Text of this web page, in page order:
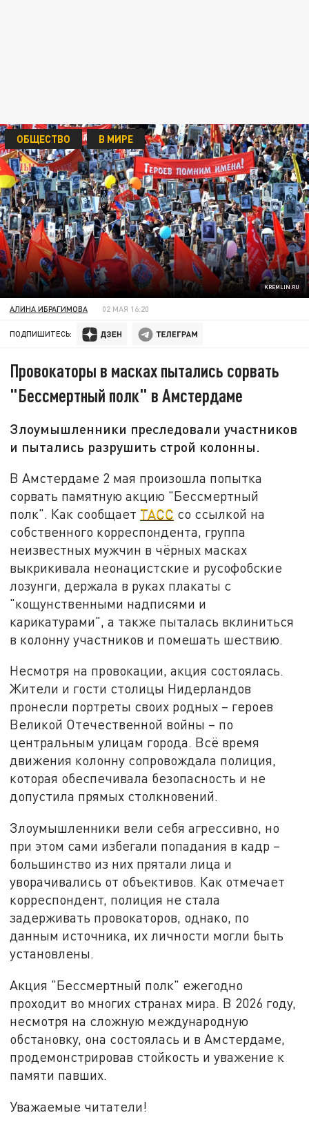
KREMLIN.RU
ОБЩЕСТВО В МИРЕ
АЛИНА ИБРАГИМОВА 02 МАЯ 16:20
ПОДПИШИТЕСЬ:
Провокаторы в масках пытались сорвать
"Бессмертный полк" в Амстердаме
Злоумышленники преследовали участников
и пытались разрушить строй колонны.
В Амстердаме 2 мая произошла попытка
сорвать памятную акцию "Бессмертный
полк". Как сообщает ТАСС со ссылкой на
собственного корреспондента, группа
неизвестных мужчин в чёрных масках
выкрикивала неонацистские и русофобские
лозунги, держала в руках плакаты с
"кощунственными надписями и
карикатурами", а также пыталась вклиниться
в колонну участников и помешать шествию.
Несмотря на провокации, акция состоялась.
Жители и гости столицы Нидерландов
пронесли портреты своих родных – героев
Великой Отечественной войны – по
центральным улицам города. Всё время
движения колонну сопровождала полиция,
которая обеспечивала безопасность и не
допустила прямых столкновений.
Злоумышленники вели себя агрессивно, но
при этом сами избегали попадания в кадр –
большинство из них прятали лица и
уворачивались от объективов. Как отмечает
корреспондент, полиция не стала
задерживать провокаторов, однако, по
данным источника, их личности могли быть
установлены.
Акция "Бессмертный полк" ежегодно
проходит во многих странах мира. В 2026 году,
несмотря на сложную международную
обстановку, она состоялась и в Амстердаме,
продемонстрировав стойкость и уважение к
памяти павших.
Уважаемые читатели!